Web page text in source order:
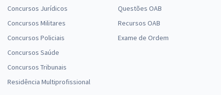
Concursos Jurídicos
Concursos Militares
Concursos Policiais
Concursos Saúde
Concursos Tribunais
Residência Multiprofissional
Questões OAB
Recursos OAB
Exame de Ordem